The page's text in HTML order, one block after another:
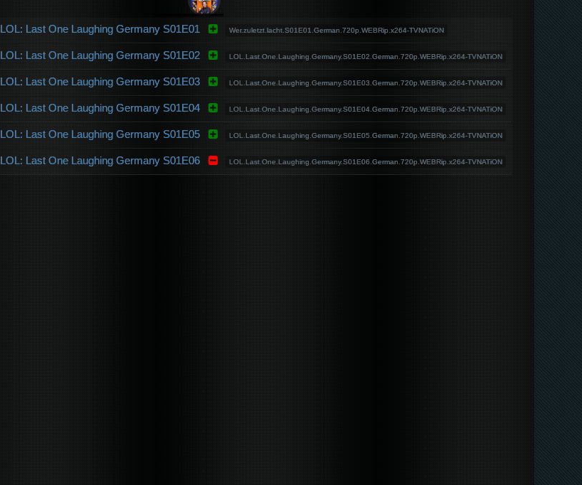
LOL: Last One Laughing Germany S01E01 Wer.zuletzt.lacht.S01E01.German.720p.WEBRip.x264-TVNATiON
LOL: Last One Laughing Germany S01E02 LOL.Last.One.Laughing.Germany.S01E02.German.720p.WEBRip.x264-TVNATiON
LOL: Last One Laughing Germany S01E03 LOL.Last.One.Laughing.Germany.S01E03.German.720p.WEBRip.x264-TVNATiON
LOL: Last One Laughing Germany S01E04 LOL.Last.One.Laughing.Germany.S01E04.German.720p.WEBRip.x264-TVNATiON
LOL: Last One Laughing Germany S01E05 LOL.Last.One.Laughing.Germany.S01E05.German.720p.WEBRip.x264-TVNATiON
LOL: Last One Laughing Germany S01E06 LOL.Last.One.Laughing.Germany.S01E06.German.720p.WEBRip.x264-TVNATiON